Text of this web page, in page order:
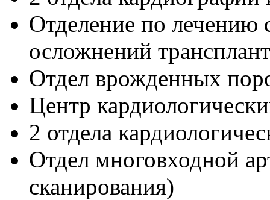
Отделение по лечению
осложнений
Отдел врожденных
Центр
2 отдела
Отдел многовходной
сканирования)